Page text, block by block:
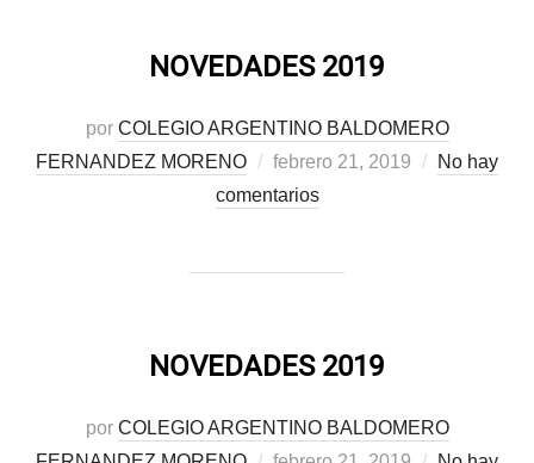
NOVEDADES 2019
por COLEGIO ARGENTINO BALDOMERO
FERNANDEZ MORENO
Publicado
el
febrero 21, 2019
No hay
comentarios
NOVEDADES 2019
por COLEGIO ARGENTINO BALDOMERO